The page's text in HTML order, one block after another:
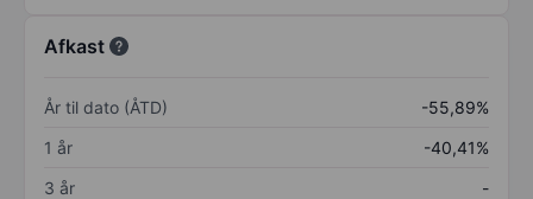
Afkast
År til dato (ÅTD)
-55,89%
1 år
-40,41%
3 år
-